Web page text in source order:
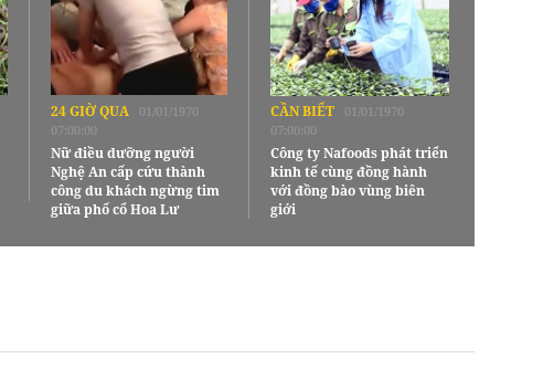
24 GIỜ QUA
01/01/1970
07:00:00
Nữ điều dưỡng người
Nghệ An cấp cứu thành
công du khách ngừng tim
giữa phố cổ Hoa Lư
CẦN BIẾT
01/01/1970
07:00:00
Công ty Nafoods phát triển
kinh tế cùng đồng hành
với đồng bào vùng biên
giới